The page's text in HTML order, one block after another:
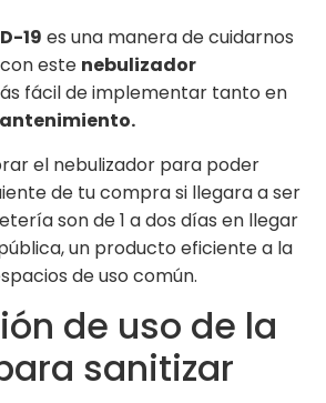
19 es una manera de cuidarnos
este nebulizador
fácil de implementar tanto en
el nebulizador para poder
de tu compra si llegara a ser
son de 1 a dos días en llegar
un producto eficiente a la
de uso común.
de uso de la
sanitizar